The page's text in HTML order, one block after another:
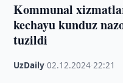
Kommunal
kechayu kunduz
tuzildi
UzDaily ·02.12.2024 ·22:21